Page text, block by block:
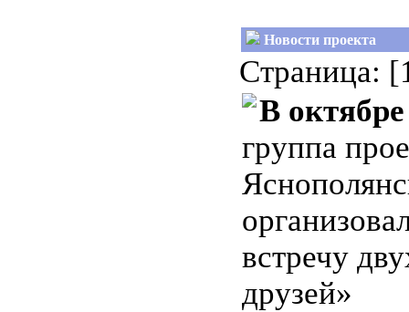
Новости проекта
Страница:
В
группа
встречу
друзей»